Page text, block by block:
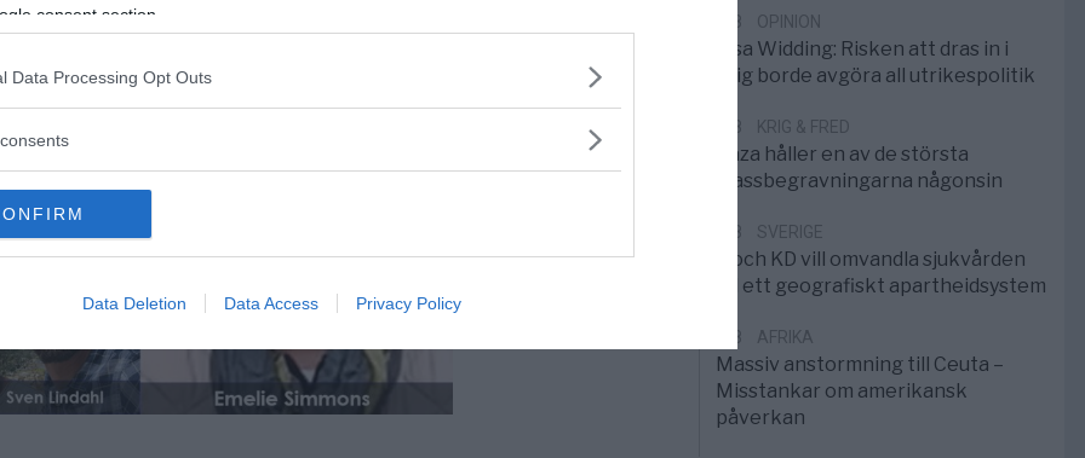
consent section.
Data Processing Opt Outs
Data Deletion Data Access Privacy Policy
5/8 OPINION
Elsa Widding: Risken att dras in i
krig borde avgöra all utrikespolitik
5/8 KRIG & FRED
Gaza håller en av de största
massbegravningarna någonsin
5/8 SVERIGE
S och KD vill omvandla sjukvården
till ett geografiskt apartheidsystem
3/8 AFRIKA
Massiv anstormning till Ceuta –
Misstankar om amerikansk
påverkan